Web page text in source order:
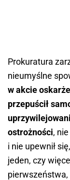
Prokuratura
nieumyślne
w akcie
przepuścił
ostrożności,
i nie upewnił
jeden, czy
pierwszeństwa,